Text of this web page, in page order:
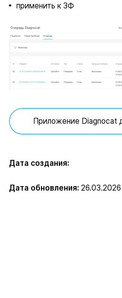
применить к ЗФ
Приложение Diagnocat
Дата создания:
Дата обновления: